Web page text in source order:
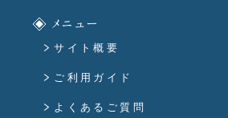
メニュー
サイト概要
ご利用ガイド
よくあるご質問